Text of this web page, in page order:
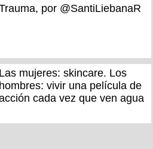
por @SantiLiebanaR
Las mujeres: skincare. Los
hombres: vivir una película de
cada vez que ven agua